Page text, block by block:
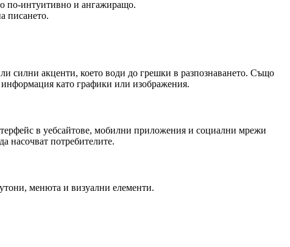
по-интуитивно и ангажиращо.
писането.
силни акценти, което води до грешки в разпознаването. Също
информация като графики или изображения.
в уебсайтове, мобилни приложения и социални мрежи
насочват потребителите.
менюта и визуални елементи.